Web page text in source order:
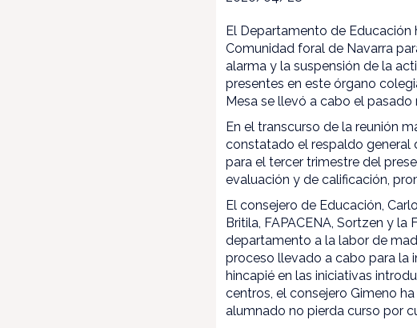
El Departamento de Educación
Comunidad foral de Navarra
alarma y la suspensión de la
presentes en este órgano
Mesa se llevó a cabo el pasado
En el transcurso de la reunión
constatado el respaldo general
para el tercer trimestre del
evaluación y de calificación,
El consejero de Educación,
Britila, FAPACENA, Sortzen y
departamento a la labor de
proceso llevado a cabo para la
hincapié en las iniciativas
centros, el consejero Gimeno
alumnado no pierda curso por